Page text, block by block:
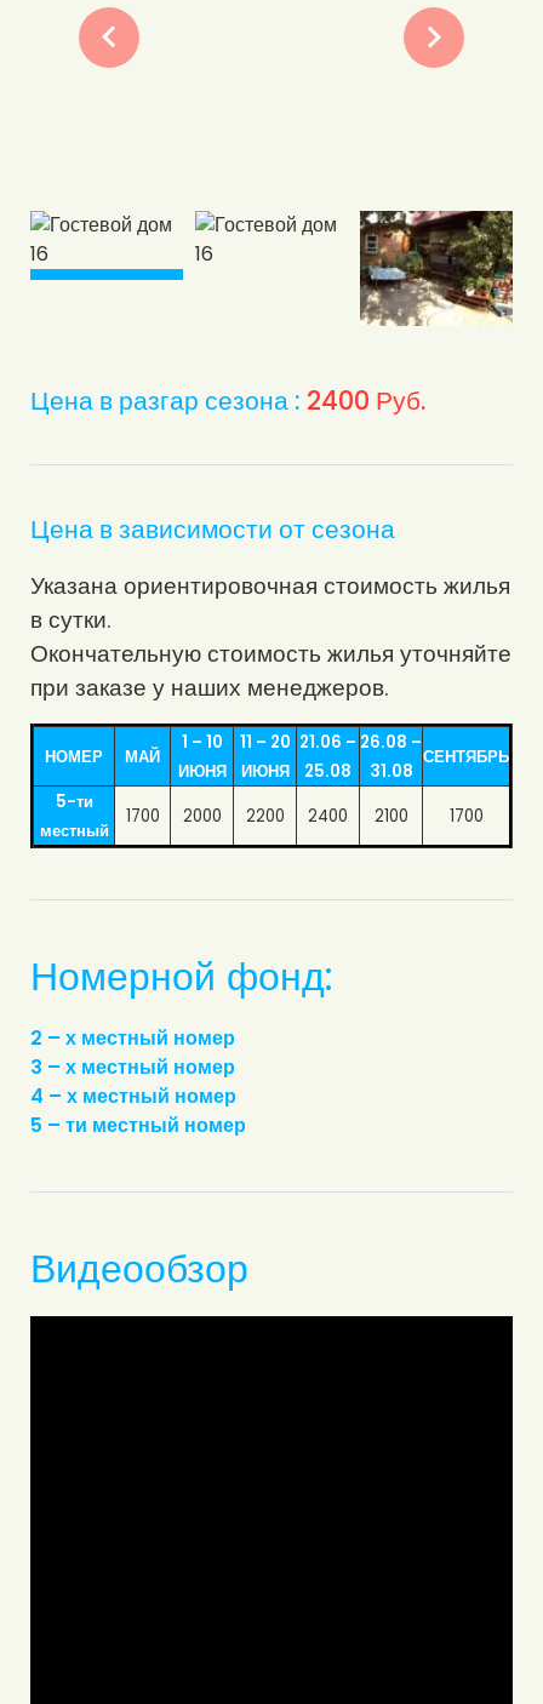
Цена в разгар сезона : 2400 Руб.
Цена в зависимости от сезона
Указана ориентировочная стоимость жилья
в сутки.
Окончательную стоимость жилья уточняйте
при заказе у наших менеджеров.
НОМЕР МАЙ
1 – 10
ИЮНЯ
11 – 20
ИЮНЯ
21.06 –
25.08
26.08 –
31.08
СЕНТЯБРЬ
5-ти
местный
1700 2000 2200 2400 2100 1700
Номерной фонд:
2 – х местный номер
3 – х местный номер
4 – х местный номер
5 – ти местный номер
Видеообзор